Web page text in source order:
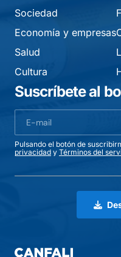
Sociedad
Economía y empresas
Salud
Cultura
Suscríbete al
Pulsando el botón de
privacidad y Términos del